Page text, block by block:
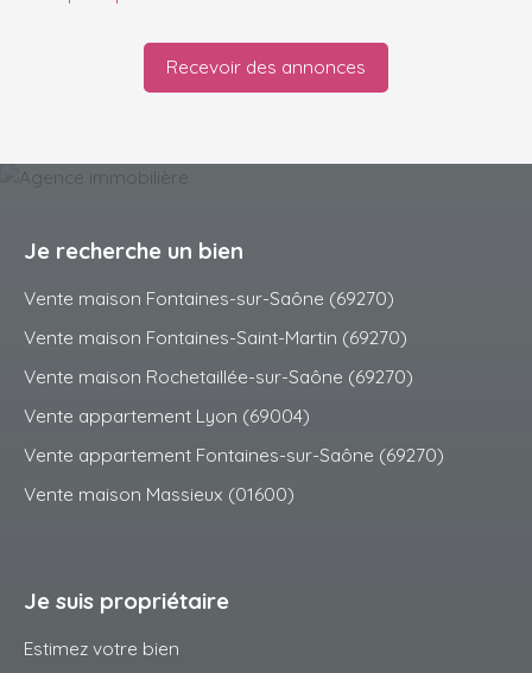
Recevoir des annonces
Je recherche un bien
Vente maison Fontaines-sur-Saône (69270)
Vente maison Fontaines-Saint-Martin (69270)
Vente maison Rochetaillée-sur-Saône (69270)
Vente appartement Lyon (69004)
Vente appartement Fontaines-sur-Saône (69270)
Vente maison Massieux (01600)
Je suis propriétaire
Estimez votre bien